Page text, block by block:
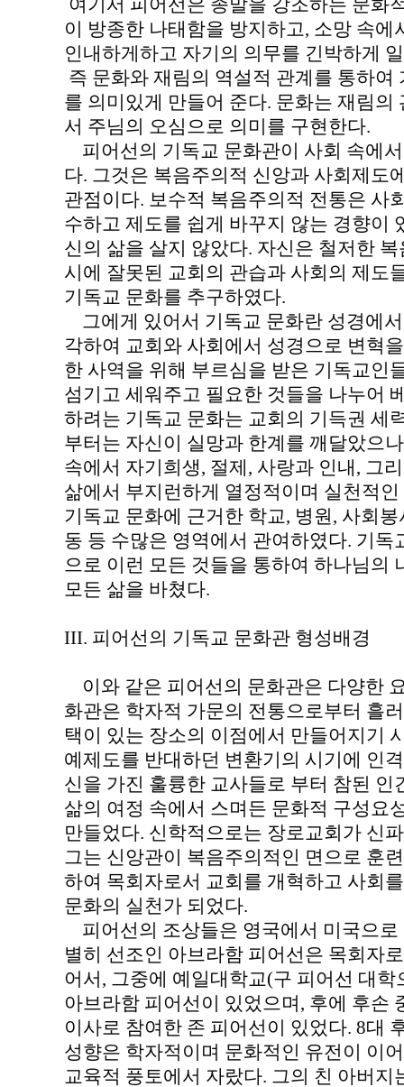
여기서 피어선은 종말을 강조하는 문화
이 방종한 나태함을 방지하고, 소망 속
인내하게하고 자기의 의무를 긴박하게
즉 문화와 재림의 역설적 관계를 통하여
를 의미있게 만들어 준다. 문화는 재림
서 주님의 오심으로 의미를 구현한다.
피어선의 기독교 문화관이 사회 속에
다. 그것은 복음주의적 신앙과 사회제도
관점이다. 보수적 복음주의적 전통은 사
수하고 제도를 쉽게 바꾸지 않는 경향이
신의 삶을 살지 않았다. 자신은 철저한
시에 잘못된 교회의 관습과 사회의 제도
기독교 문화를 추구하였다.
그에게 있어서 기독교 문화란 성경에
각하여 교회와 사회에서 성경으로 변혁
한 사역을 위해 부르심을 받은 기독교인
섬기고 세워주고 필요한 것들을 나누어
하려는 기독교 문화는 교회의 기득권 세
부터는 자신이 실망과 한계를 깨달았으
속에서 자기희생, 절제, 사랑과 인내, 그
삶에서 부지런하게 열정적이며 실천적
기독교 문화에 근거한 학교, 병원, 사회
동 등 수많은 영역에서 관여하였다. 기
으로 이런 모든 것들을 통하여 하나님의
모든 삶을 바쳤다.
III. 피어선의 기독교 문화관 형성배경
이와 같은 피어선의 문화관은 다양한
화관은 학자적 가문의 전통으로부터 흘
택이 있는 장소의 이점에서 만들어지기
예제도를 반대하던 변환기의 시기에 인
신을 가진 훌륭한 교사들로 부터 참된
삶의 여정 속에서 스며든 문화적 구성요
만들었다. 신학적으로는 장로교회가 신
그는 신앙관이 복음주의적인 면으로 훈
하여 목회자로서 교회를 개혁하고 사회
문화의 실천가 되었다.
피어선의 조상들은 영국에서 미국으로
별히 선조인 아브라함 피어선은 목회자
어서, 그중에 예일대학교(구 피어선 대
아브라함 피어선이 있었으며, 후에 후손
이사로 참여한 존 피어선이 있었다. 8대
성향은 학자적이며 문화적인 유전이 이
교육적 풍토에서 자랐다. 그의 친 아버